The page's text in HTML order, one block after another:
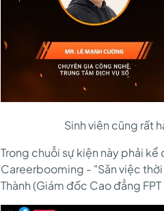
Sinh viên cũng rất
Trong chuỗi sự kiện này phải
Careerbooming - "Săn việc thời
Thành (Giám đốc Cao đẳng